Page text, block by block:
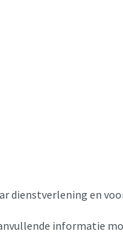
dienstverlening en
informatie